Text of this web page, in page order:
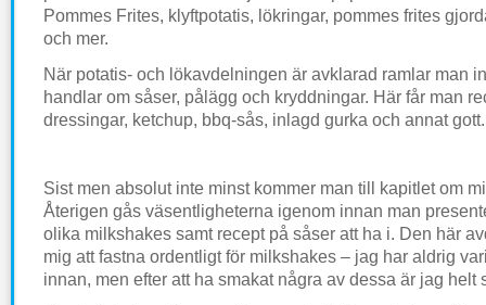
Pommes Frites, klyftpotatis, lökringar, pommes frites
och mer.
När potatis- och lökavdelningen är avklarad ramlar man
handlar om såser, pålägg och kryddningar. Här får man
dressingar, ketchup, bbq-sås, inlagd gurka och annat gott.
Sist men absolut inte minst kommer man till kapitlet om
Återigen gås väsentligheterna igenom innan man
olika milkshakes samt recept på såser att ha i. Den här
mig att fastna ordentligt för milkshakes – jag har aldrig
innan, men efter att ha smakat några av dessa är jag helt